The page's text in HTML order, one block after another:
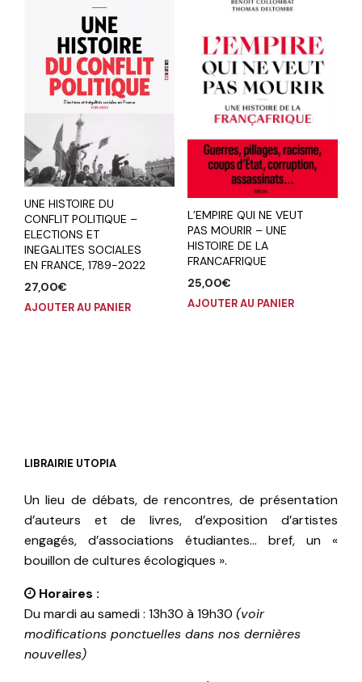
UNE HISTOIRE DU
CONFLIT POLITIQUE –
ELECTIONS ET
INEGALITES SOCIALES
EN FRANCE, 1789-2022
27,00€
AJOUTER AU PANIER
L’EMPIRE QUI NE VEUT
PAS MOURIR – UNE
HISTOIRE DE LA
FRANCAFRIQUE
25,00€
AJOUTER AU PANIER
LIBRAIRIE UTOPIA
Un lieu de débats, de rencontres, de présentation
d’auteurs et de livres, d’exposition d’artistes
engagés, d’associations étudiantes… bref, un «
bouillon de cultures écologiques ».
Horaires :
Du mardi au samedi : 13h30 à 19h30 (voir
modifications ponctuelles dans nos dernières
nouvelles)